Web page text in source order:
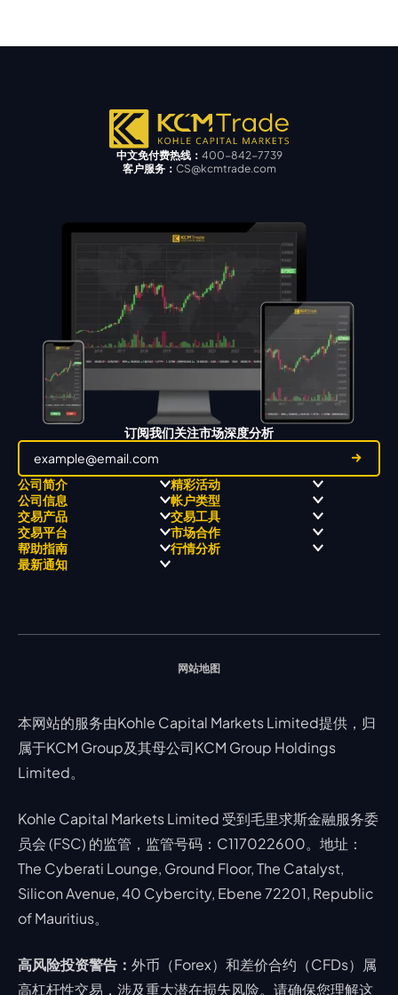
中文免付费热线： 400-842-7739
客户服务： CS@kcmtrade.com
订阅我们关注市场深度分析
公司简介
关于
关于 KCM Group
三大优势
奖项和成就
精彩活动
职业高尔夫 x 飘移队
全球高尔夫锦标赛
公司信息
经营理念
公开信息与风险披露
公司新闻
视频库
帐户类型
ECN 账户
STP 账户
账户比较
交易产品
Forex
贵金属
能源
交易工具
交易平台
MetaTrader 4
MetaTrader 5
市场合作
帮助指南 行情分析
最新通知
网站地图
本网站的服务由Kohle Capital Markets Limited提供，归
属于KCM Group及其母公司KCM Group Holdings
Limited。
Kohle Capital Markets Limited 受到毛里求斯金融服务委
员会 (FSC) 的监管，监管号码：C117022600。地址：
The Cyberati Lounge, Ground Floor, The Catalyst,
Silicon Avenue, 40 Cybercity, Ebene 72201, Republic
of Mauritius。
高风险投资警告： 外币（Forex）和差价合约（CFDs）属
高杠杆性交易，涉及重大潜在损失风险。请确保您理解这